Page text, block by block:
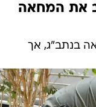
את המחאה
בנתב"ג, אך